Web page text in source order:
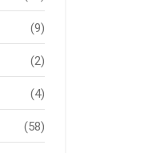
(9)
(2)
(4)
(58)